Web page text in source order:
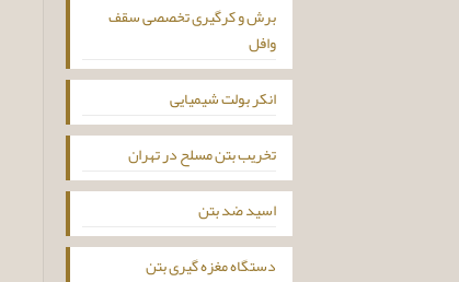
برش و کرگیری تخصصی سقف
وافل
انکر بولت شیمیایی
تخریب بتن مسلح در تهران
اسید ضد بتن
دستگاه مغزه گیری بتن